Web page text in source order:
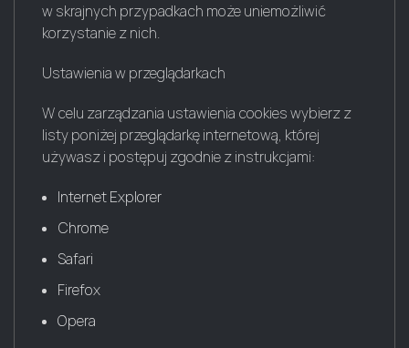
w skrajnych przypadkach może uniemożliwić
korzystanie z nich.
Ustawienia w przeglądarkach
W celu zarządzania ustawienia cookies wybierz z
listy poniżej przeglądarkę internetową, której
używasz i postępuj zgodnie z instrukcjami:
Internet Explorer
Chrome
Safari
Firefox
Opera